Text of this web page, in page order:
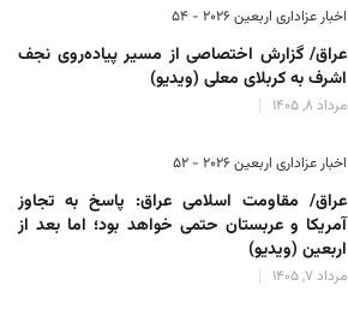
اخبار عزاداری اربعین ۲۰۲۶ - 54
عراق/ گزارش اختصاصی از مسیر پیاده‌روی نجف
اشرف به کربلای معلی (ویدیو)
مرداد 8, 1405
اخبار عزاداری اربعین ۲۰۲۶ - 52
عراق/ مقاومت اسلامی عراق: پاسخ به تجاوز
آمریکا و عربستان حتمی خواهد بود؛ اما بعد از
اربعین (ویدیو)
مرداد 7, 1405